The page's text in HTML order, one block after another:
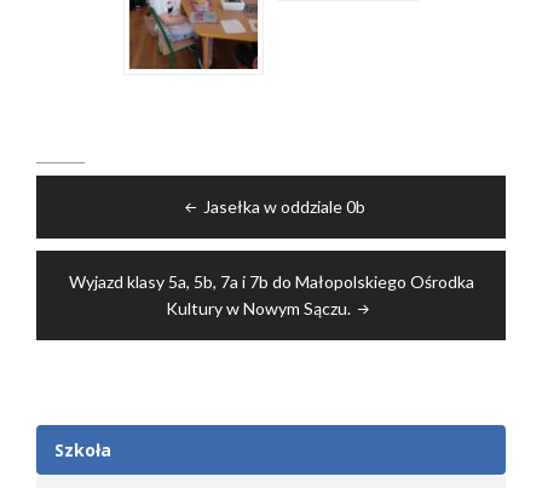
Jasełka w oddziale 0b
Wyjazd klasy 5a, 5b, 7a i 7b do Małopolskiego Ośrodka
Kultury w Nowym Sączu.
Szkoła